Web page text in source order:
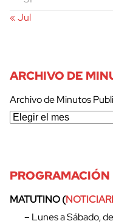
« Jul
ARCHIVO DE
Archivo de Minutos
MATUTINO (
– Lunes a Sábado,